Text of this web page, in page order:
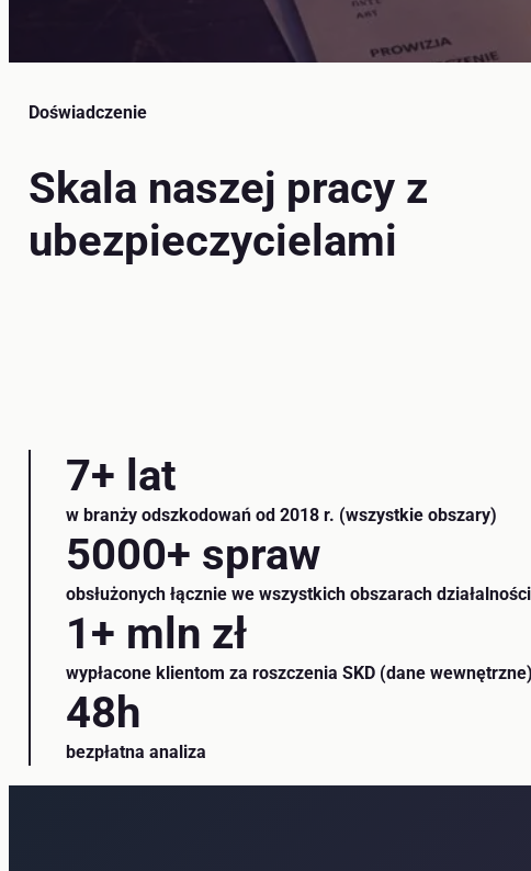
Doświadczenie
Skala naszej pracy z
ubezpieczycielami
7+ lat
w branży odszkodowań od 2018 r. (wszystkie obszary)
5000+ spraw
obsłużonych łącznie we wszystkich obszarach działalności
1+ mln zł
wypłacone klientom za roszczenia SKD (dane wewnętrzne)
48h
bezpłatna analiza